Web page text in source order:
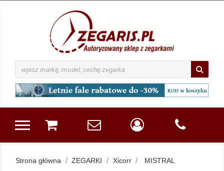
Strona główna ZEGARKI Xicorr MISTRAL